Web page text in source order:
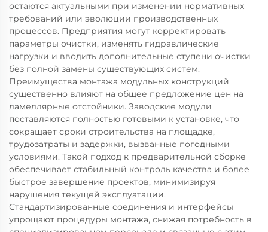
остаются актуальными при изменении нормативных
требований или эволюции производственных
процессов. Предприятия могут корректировать
параметры очистки, изменять гидравлические
нагрузки и вводить дополнительные ступени очистки
без полной замены существующих систем.
Преимущества монтажа модульных конструкций
существенно влияют на общее предложение цен на
ламеллярные отстойники. Заводские модули
поставляются полностью готовыми к установке, что
сокращает сроки строительства на площадке,
трудозатраты и задержки, вызванные погодными
условиями. Такой подход к предварительной сборке
обеспечивает стабильный контроль качества и более
быстрое завершение проектов, минимизируя
нарушения текущей эксплуатации.
Стандартизированные соединения и интерфейсы
упрощают процедуры монтажа, снижая потребность в